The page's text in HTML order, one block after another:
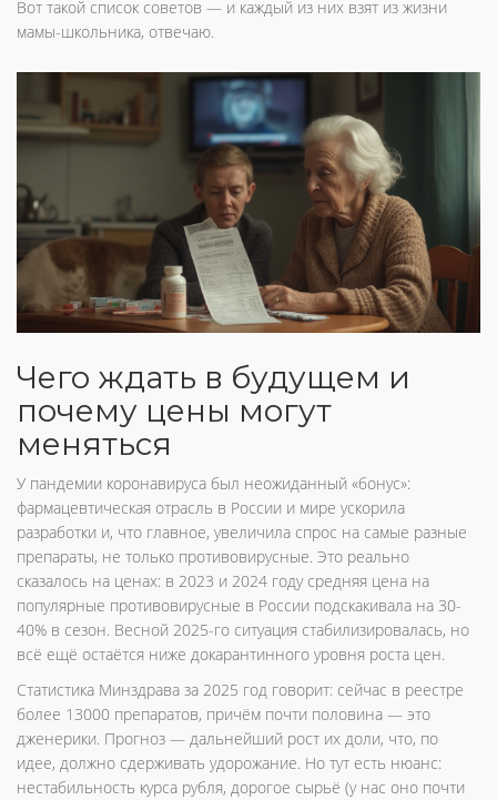
Вот такой список советов — и каждый из них взят из жизни
мамы-школьника, отвечаю.
Чего ждать в будущем и
почему цены могут
меняться
У пандемии коронавируса был неожиданный «бонус»:
фармацевтическая отрасль в России и мире ускорила
разработки и, что главное, увеличила спрос на самые разные
препараты, не только противовирусные. Это реально
сказалось на ценах: в 2023 и 2024 году средняя цена на
популярные противовирусные в России подскакивала на 30-
40% в сезон. Весной 2025-го ситуация стабилизировалась, но
всё ещё остаётся ниже докарантинного уровня роста цен.
Статистика Минздрава за 2025 год говорит: сейчас в реестре
более 13000 препаратов, причём почти половина — это
дженерики. Прогноз — дальнейший рост их доли, что, по
идее, должно сдерживать удорожание. Но тут есть нюанс:
нестабильность курса рубля, дорогое сырьё (у нас оно почти